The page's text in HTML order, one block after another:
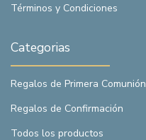
Términos y Condiciones
Categorias
Regalos de Primera Comunión
Regalos de Confirmación
Todos los productos